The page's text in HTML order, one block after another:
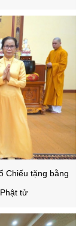
Chiếu tặng bằng
tử